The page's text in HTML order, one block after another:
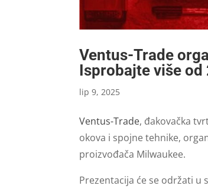
Ventus-Trade
Isprobajte više od
lip 9, 2025
Ventus-Trade, đakovačka
okova i spojne tehnike,
proizvođača Milwaukee.
Prezentacija će se održati u